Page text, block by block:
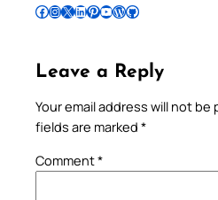
Follow Pradeep on Facebook Follow Pradeep on InstagramFollow Pradeep on X Follow Pradeep on LinkedIn Follow Pradeep on Pinterest Subscribe to Pradeep’s Youtube Channel Follow Pradeep on WordPress Follow Pradeep on GitHub
Leave a Reply
Your email address will not be
fields are marked *
Comment*